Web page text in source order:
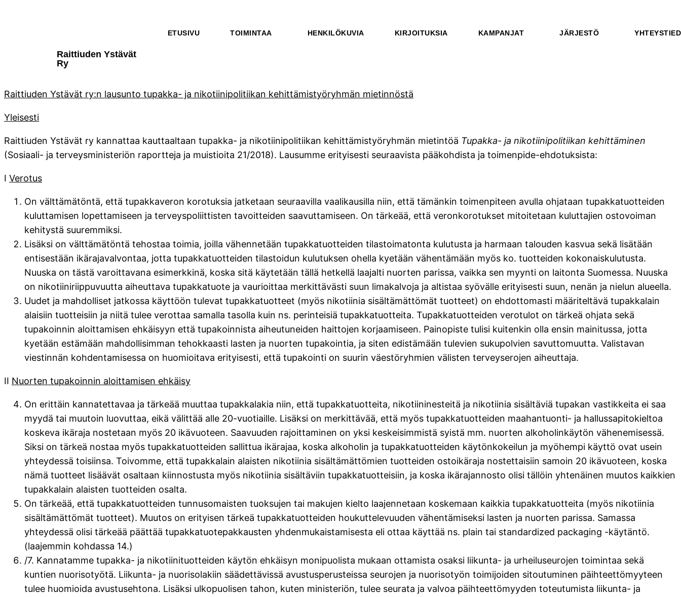
Raittiuden Ystävät
Ry
ETUSIVU TOIMINTAA HENKILÖKUVIA KIRJOITUKSIA KAMPANJAT JÄRJESTÖ
Raittiuden Ystävät ry:n lausunto tupakka- ja nikotiinipolitiikan kehittämistyöryhmän mietinnöstä
Yleisesti
Raittiuden Ystävät ry kannattaa kauttaaltaan tupakka- ja nikotiinipolitiikan kehittämistyöryhmän mietintöä Tupakka- ja nikotiinipolitiikan kehittäminen
(Sosiaali- ja terveysministeriön raportteja ja muistioita 21/2018). Lausumme erityisesti seuraavista pääkohdista ja toimenpide-ehdotuksista:
I Verotus
On välttämätöntä, että tupakkaveron korotuksia jatketaan seuraavilla vaalikausilla niin, että tämänkin toimenpiteen avulla ohjataan tupakkatuotteiden
kuluttamisen lopettamiseen ja terveyspoliittisten tavoitteiden saavuttamiseen. On tärkeää, että veronkorotukset mitoitetaan kuluttajien ostovoiman
kehitystä suuremmiksi.
Lisäksi on välttämätöntä tehostaa toimia, joilla vähennetään tupakkatuotteiden tilastoimatonta kulutusta ja harmaan talouden kasvua sekä lisätään
entisestään ikärajavalvontaa, jotta tupakkatuotteiden tilastoidun kulutuksen ohella kyetään vähentämään myös ko. tuotteiden kokonaiskulutusta.
Nuuska on tästä varoittavana esimerkkinä, koska sitä käytetään tällä hetkellä laajalti nuorten parissa, vaikka sen myynti on laitonta Suomessa. Nuuska
on nikotiiniriippuvuutta aiheuttava tupakkatuote ja vaurioittaa merkittävästi suun limakalvoja ja altistaa syövälle erityisesti suun, nenän ja nielun alueella.
Uudet ja mahdolliset jatkossa käyttöön tulevat tupakkatuotteet (myös nikotiinia sisältämättömät tuotteet) on ehdottomasti määriteltävä tupakkalain
alaisiin tuotteisiin ja niitä tulee verottaa samalla tasolla kuin ns. perinteisiä tupakkatuotteita. Tupakkatuotteiden verotulot on tärkeä ohjata sekä
tupakoinnin aloittamisen ehkäisyyn että tupakoinnista aiheutuneiden haittojen korjaamiseen. Painopiste tulisi kuitenkin olla ensin mainitussa, jotta
kyetään estämään mahdollisimman tehokkaasti lasten ja nuorten tupakointia, ja siten edistämään tulevien sukupolvien savuttomuutta. Valistavan
viestinnän kohdentamisessa on huomioitava erityisesti, että tupakointi on suurin väestöryhmien välisten terveyserojen aiheuttaja.
II Nuorten tupakoinnin aloittamisen ehkäisy
On erittäin kannatettavaa ja tärkeää muuttaa tupakkalakia niin, että tupakkatuotteita, nikotiininesteitä ja nikotiinia sisältäviä tupakan vastikkeita ei saa
myydä tai muutoin luovuttaa, eikä välittää alle 20-vuotiaille. Lisäksi on merkittävää, että myös tupakkatuotteiden maahantuonti- ja hallussapitokieltoa
koskeva ikäraja nostetaan myös 20 ikävuoteen. Saavuuden rajoittaminen on yksi keskeisimmistä syistä mm. nuorten alkoholinkäytön vähenemisessä.
Siksi on tärkeä nostaa myös tupakkatuotteiden sallittua ikärajaa, koska alkoholin ja tupakkatuotteiden käytönkokeilun ja myöhempi käyttö ovat usein
yhteydessä toisiinsa. Toivomme, että tupakkalain alaisten nikotiinia sisältämättömien tuotteiden ostoikäraja nostettaisiin samoin 20 ikävuoteen, koska
nämä tuotteet lisäävät osaltaan kiinnostusta myös nikotiinia sisältäviin tupakkatuotteisiin, ja koska ikärajannosto olisi tällöin yhtenäinen muutos kaikkien
tupakkalain alaisten tuotteiden osalta.
On tärkeää, että tupakkatuotteiden tunnusomaisten tuoksujen tai makujen kielto laajennetaan koskemaan kaikkia tupakkatuotteita (myös nikotiinia
sisältämättömät tuotteet). Muutos on erityisen tärkeä tupakkatuotteiden houkuttelevuuden vähentämiseksi lasten ja nuorten parissa. Samassa
yhteydessä olisi tärkeää päättää tupakkatuotepakkausten yhdenmukaistamisesta eli ottaa käyttää ns. plain tai standardized packaging -käytäntö.
(laajemmin kohdassa 14.)
/7. Kannatamme tupakka- ja nikotiinituotteiden käytön ehkäisyn monipuolista mukaan ottamista osaksi liikunta- ja urheiluseurojen toimintaa sekä
kuntien nuorisotyötä. Liikunta- ja nuorisolakiin säädettävissä avustusperusteissa seurojen ja nuorisotyön toimijoiden sitoutuminen päihteettömyyteen
tulee huomioida avustusehtona. Lisäksi ulkopuolisen tahon, kuten ministeriön, tulee seurata ja valvoa päihteettömyyden toteutumista liikunta- ja